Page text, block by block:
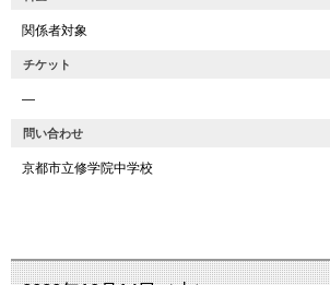
関係者対象
チケット
―
問い合わせ
京都市立修学院中学校